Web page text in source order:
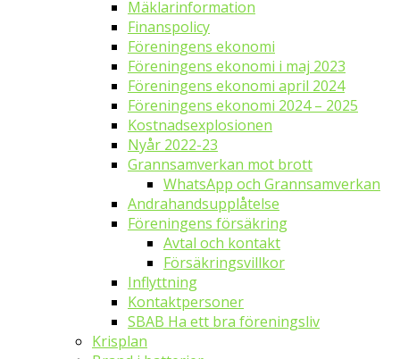
Mäklarinformation
Finanspolicy
Föreningens ekonomi
Föreningens ekonomi i maj 2023
Föreningens ekonomi april 2024
Föreningens ekonomi 2024 – 2025
Kostnadsexplosionen
Nyår 2022-23
Grannsamverkan mot brott
WhatsApp och Grannsamverkan
Andrahandsupplåtelse
Föreningens försäkring
Avtal och kontakt
Försäkringsvillkor
Inflyttning
Kontaktpersoner
SBAB Ha ett bra föreningsliv
Krisplan